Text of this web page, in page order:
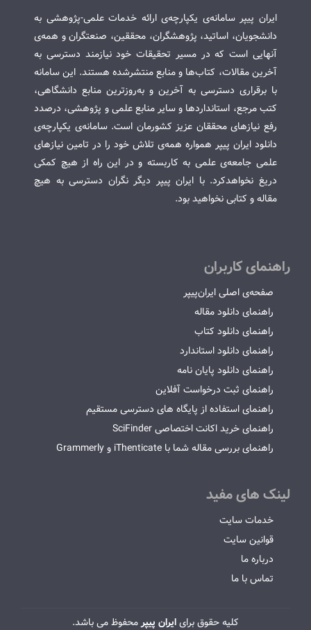
ایران پیپر سامانه‌ی یکپارچه‌ی ارائه خدمات علمی-پژوهشی به
دانشجویان، اساتید، پژوهشگران، محققین، صنعتگران و همه‌ی
آنهایی است که در مسیر تحقیقات خود نیازمند دسترسی به
آخرین مقالات، کتاب‌ها و منابع منتشرشده هستند. این سامانه
با برقراری دسترسی به آخرین و به‌روزترین منابع دانشگاهی،
کتب مرجع، استانداردها و سایر منابع علمی و پژوهشی، درصدد
رفع نیازهای محققان عزیز کشورمان است. سامانه‌ی یکپارچه‌ی
دانلود ایران پیپر همواره همه‌ی تلاش خود را در تامین نیازهای
علمی جامعه‌ی علمی به کاربسته و در این راه از هیچ کمکی
دریغ نخواهدکرد. با ایران پیپر دیگر نگران دسترسی به هیچ
مقاله و کتابی نخواهید بود.
راهنمای کاربران
صفحه‌ی اصلی ایران‌پیپر
راهنمای دانلود مقاله
راهنمای دانلود کتاب
راهنمای دانلود استاندارد
راهنمای دانلود پایان نامه
راهنمای ثبت درخواست آفلاین
راهنمای استفاده از پایگاه های دسترسی مستقیم
راهنمای خرید اکانت اختصاصی SciFinder
راهنمای بررسی مقاله شما با iThenticate و Grammerly
لینک های مفید
خدمات سایت
قوانین سایت
درباره ما
تماس با ما
کلیه حقوق برایایران پیپرمحفوظ می باشد.